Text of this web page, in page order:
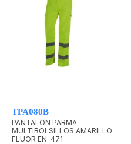
TPA080B
PANTALON PARMA
MULTIBOLSILLOS AMARILLO
FLUOR EN-471